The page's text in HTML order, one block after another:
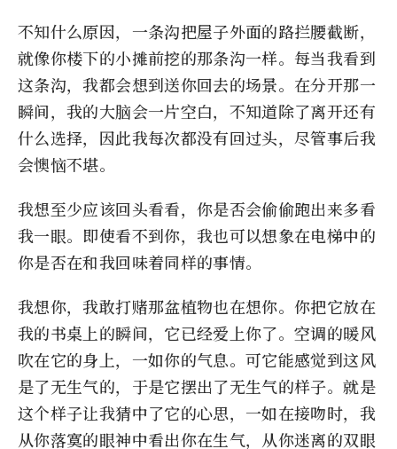
不知什么原因，一条沟把屋子外面的路拦腰截断，
就像你楼下的小摊前挖的那条沟一样。每当我看到
这条沟，我都会想到送你回去的场景。在分开那一
瞬间，我的大脑会一片空白，不知道除了离开还有
什么选择，因此我每次都没有回过头，尽管事后我
会懊恼不堪。
我想至少应该回头看看，你是否会偷偷跑出来多看
我一眼。即使看不到你，我也可以想象在电梯中的
你是否在和我回味着同样的事情。
我想你，我敢打赌那盆植物也在想你。你把它放在
我的书桌上的瞬间，它已经爱上你了。空调的暖风
吹在它的身上，一如你的气息。可它能感觉到这风
是了无生气的，于是它摆出了无生气的样子。就是
这个样子让我猜中了它的心思，一如在接吻时，我
从你落寞的眼神中看出你在生气，从你迷离的双眼